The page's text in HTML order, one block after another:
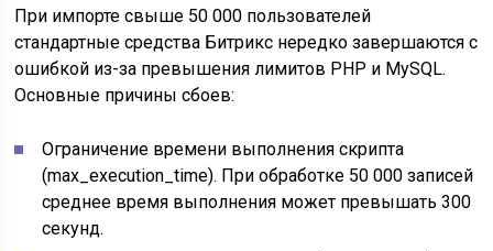
При импорте свыше 50 000 пользователей
стандартные средства Битрикс нередко завершаются с
ошибкой из-за превышения лимитов PHP и MySQL.
Основные причины сбоев:
Ограничение времени выполнения скрипта
(max_execution_time). При обработке 50 000 записей
среднее время выполнения может превышать 300
секунд.